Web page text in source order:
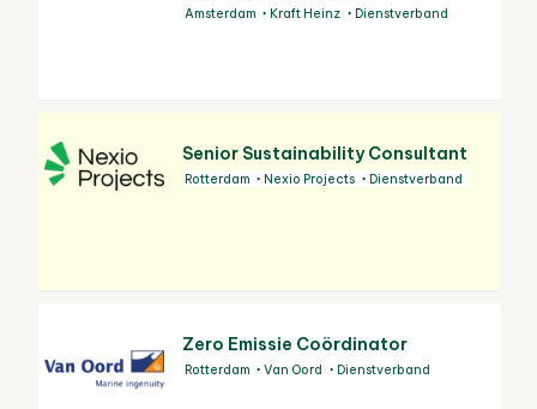
Amsterdam Kraft Heinz Dienstverband
Senior Sustainability Consultant
Rotterdam Nexio Projects Dienstverband
Zero Emissie Coördinator
Rotterdam Van Oord Dienstverband